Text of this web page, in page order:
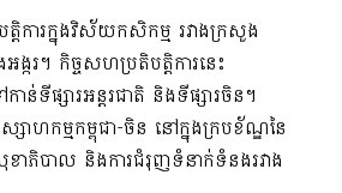
ការក្នុងវិស័យកសិកម្ម រវាងក្រសួង
ករ។ កិច្ចសហប្រតិបត្តិការនេះ
ទីផ្សារអន្តរជាតិ និងទីផ្សារចិន។
ាហកម្មកម្ពុជា-ចិន នៅក្នុងក្របខ័ណ្ឌនៃ
ាភិបាល និងការជំរុញទំនាក់ទំនងរវាង